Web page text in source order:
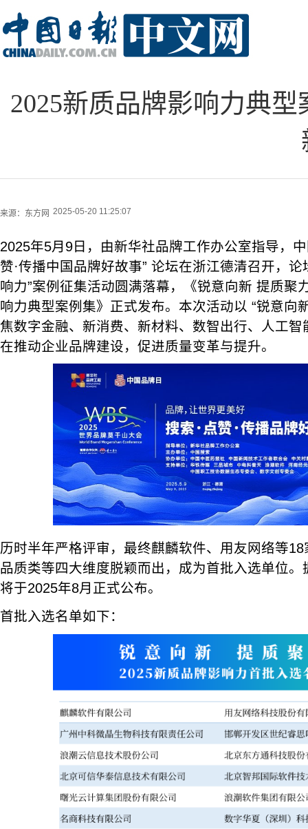
2025新质品牌影响力典
来源： 东方网 2025-05-20 11:25:07
2025年5月9日，由新华社品牌工作办公室指导，
赞·传播中国品牌好故事” 论坛在浙江德清召开，
响力”案例征集活动圆满落幕，《锐意向新 提质
响力典型案例集》正式发布。本次活动以 “锐意向
焦数字金融、新消费、新材料、数智出行、人工
在推动企业品牌建设，促进质量变革与提升。
历时半年严格评审，最终麒麟软件、用友网络等
品质类等四大维度脱颖而出，成为首批入选单位
将于2025年8月正式公布。
首批入选名单如下：